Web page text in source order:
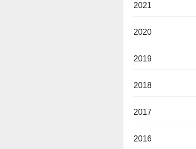
2021
2020
2019
2018
2017
2016